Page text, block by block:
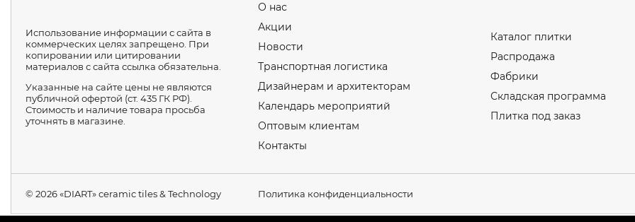
Использование информации с сайта в
коммерческих целях запрещено. При
копировании или цитировании
материалов с сайта ссылка обязательна.
Указанные на сайте цены не являются
публичной офертой (ст. 435 ГК РФ).
Стоимость и наличие товара просьба
уточнять в магазине.
О нас
Акции
Новости
Транспортная логистика
Дизайнерам и архитекторам
Календарь мероприятий
Оптовым клиентам
Контакты
Каталог плитки
Распродажа
Фабрики
Складская программа
Плитка под заказ
© 2026 «DIART» ceramic tiles & Technology Политика конфиденциальности